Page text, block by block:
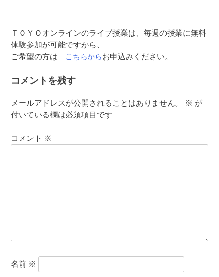
ＴＯＹＯオンラインのライブ授業は、毎週の授業に無料
体験参加が可能ですから、
ご希望の方は
こちらからお申込みください。
コメントを残す
メールアドレスが公開されることはありません。 ※ が
付いている欄は必須項目です
コメント ※
名前 ※